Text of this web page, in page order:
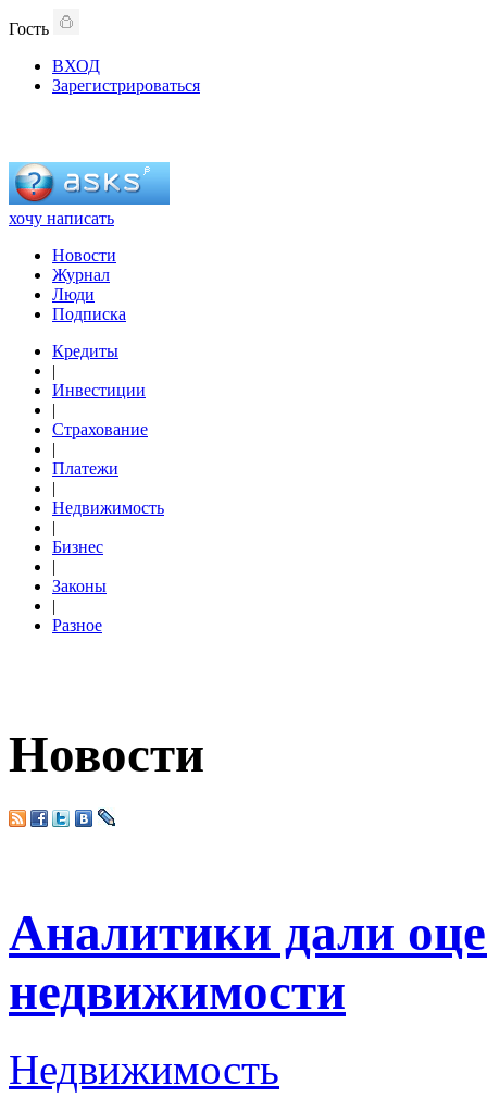
Гость
ВХОД
Зарегистрироваться
хочу написать
Новости
Журнал
Люди
Подписка
Кредиты
|
Инвестиции
|
Страхование
|
Платежи
|
Недвижимость
|
Бизнес
|
Законы
|
Разное
Новости
Аналитики дали
недвижимости
Недвижимость